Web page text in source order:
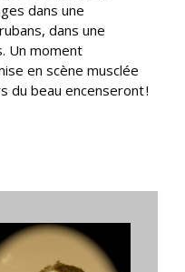
dans une
dans une
Un moment
en scène musclée
du beau encenseront !